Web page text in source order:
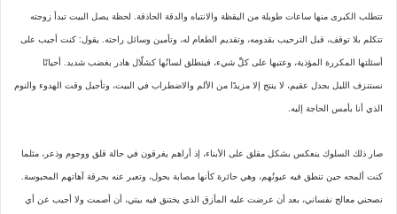
تتطلب الكبرى منها ساعات طويلة من اليقظة والانتباه والدقة الحاذقة. لحظة يصل البيت تبدأ زوجته
تتكلم بلا توقف، قبل الترحيب بقدومه، وتقديم الطعام له، وتأمين وسائل راحته. يقول: كنت أجيب على
أسئلتها المكررة المؤذية، وعتبها على كلِّ شيء، فينطلق لسانُها كشلّال هادر بغضب شديد. أحيانًا
نستنزف الليل بجدل عقيم، لا ينتج إلا مزيدًا من الألم والاضطراب في البيت، وتأجيل وقت الهدوء والنوم
الذي أنا بأمس الحاجة إليه.
صار ذلك السلوك ينعكس بشكل مقلق على الأبناء، إذ أراهم يغرقون في حالة قلق ووجوم وذعر، مثلما
كنت ألمحه حين تنطق فيه عيونُهم، وهي حائرة كأنها مصابة بحول، وتعبر عنه بحرقة آهاتهم المحبوسة.
نصحني معالج نفساني، بعد أن عرضت عليه المأزق الذي يختنق فيه بيتي، أن أصمت ولا أجيب عن أي